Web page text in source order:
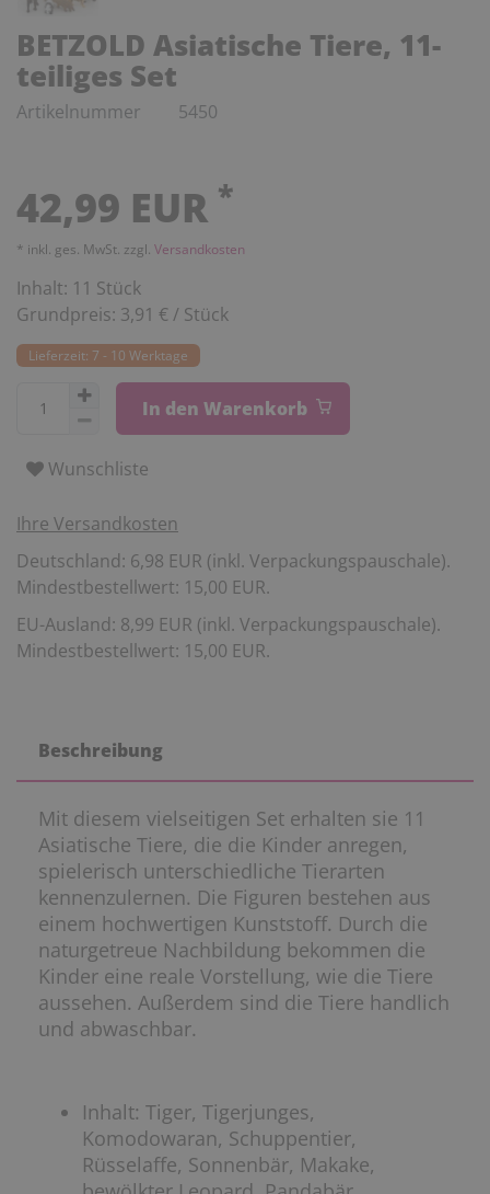
BETZOLD Asiatische Tiere, 11-
teiliges Set
Artikelnummer 5450
42,99 EUR *
* inkl. ges. MwSt. zzgl. Versandkosten
Inhalt: 11 Stück
Grundpreis: 3,91 € / Stück
Lieferzeit: 7 - 10 Werktage
In den Warenkorb
Wunschliste
Ihre Versandkosten
Deutschland: 6,98 EUR (inkl. Verpackungspauschale).
Mindestbestellwert: 15,00 EUR.
EU-Ausland: 8,99 EUR (inkl. Verpackungspauschale).
Mindestbestellwert: 15,00 EUR.
Beschreibung
Mit diesem vielseitigen Set erhalten sie 11
Asiatische Tiere, die die Kinder anregen,
spielerisch unterschiedliche Tierarten
kennenzulernen. Die Figuren bestehen aus
einem hochwertigen Kunststoff. Durch die
naturgetreue Nachbildung bekommen die
Kinder eine reale Vorstellung, wie die Tiere
aussehen. Außerdem sind die Tiere handlich
und abwaschbar.
Inhalt: Tiger, Tigerjunges,
Komodowaran, Schuppentier,
Rüsselaffe, Sonnenbär, Makake,